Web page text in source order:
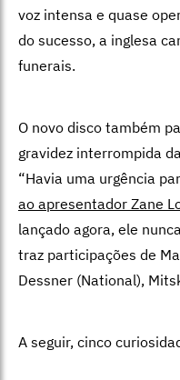
voz intensa e quase
do sucesso, a inglesa
funerais.
O novo disco também
gravidez interrompida
“Havia uma urgência
ao apresentador Zane
lançado agora, ele
traz participações de
Dessner (National),
A seguir, cinco